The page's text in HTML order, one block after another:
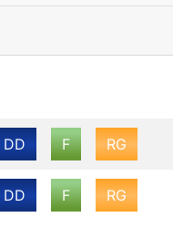
DD F RG
DD F RG